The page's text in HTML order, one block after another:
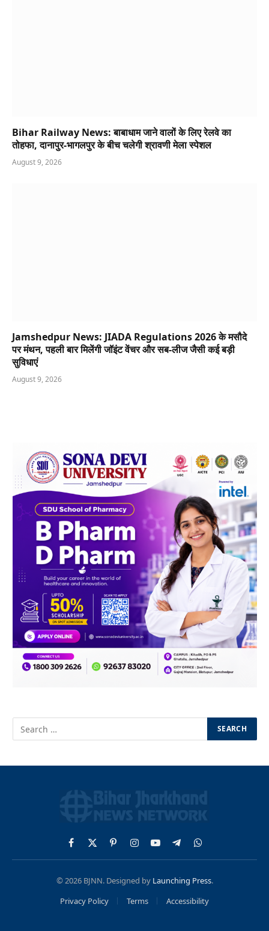
Bihar Railway News: बाबाधाम जाने वालों के लिए रेलवे का
तोहफा, दानापुर-भागलपुर के बीच चलेगी श्रावणी मेला स्पेशल
August 9, 2026
Jamshedpur News: JIADA Regulations 2026 के मसौदे
पर मंथन, पहली बार मिलेंगी जॉइंट वेंचर और सब-लीज जैसी कई बड़ी
सुविधाएं
August 9, 2026
Facebook
X
(Twitter)
PinterestInstagram
YouTubeTelegramWhatsApp
© 2026 BJNN. Designed by Launching Press.
Privacy Policy
Terms Accessibility